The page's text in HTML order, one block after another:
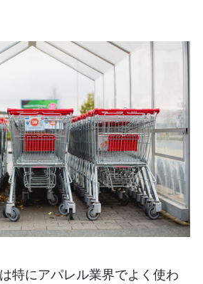
特にアパレル業界でよく使わ